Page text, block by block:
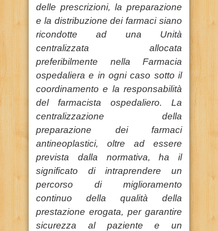
delle prescrizioni, la preparazione
e la distribuzione dei farmaci siano
ricondotte ad una Unità
centralizzata allocata
preferibilmente nella Farmacia
ospedaliera e in ogni caso sotto il
coordinamento e la responsabilità
del farmacista ospedaliero. La
centralizzazione della
preparazione dei farmaci
antineoplastici, oltre ad essere
prevista dalla normativa, ha il
significato di intraprendere un
percorso di miglioramento
continuo della qualità della
prestazione erogata, per garantire
sicurezza al paziente e un